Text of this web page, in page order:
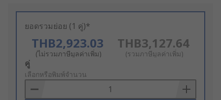
ยอดรวมย่อย (1 คู่)*
THB2,923.03
(ไม่รวมภาษีมูลค่าเพิ่ม)
THB3,127.64
(รวมภาษีมูลค่าเพิ่ม)
Add
to
Basket
คู่
เลือกหรือพิมพ์จำนวน